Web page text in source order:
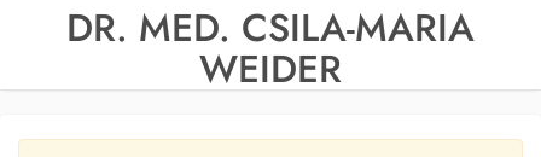
DR. MED. CSILA-MARIA
WEIDER